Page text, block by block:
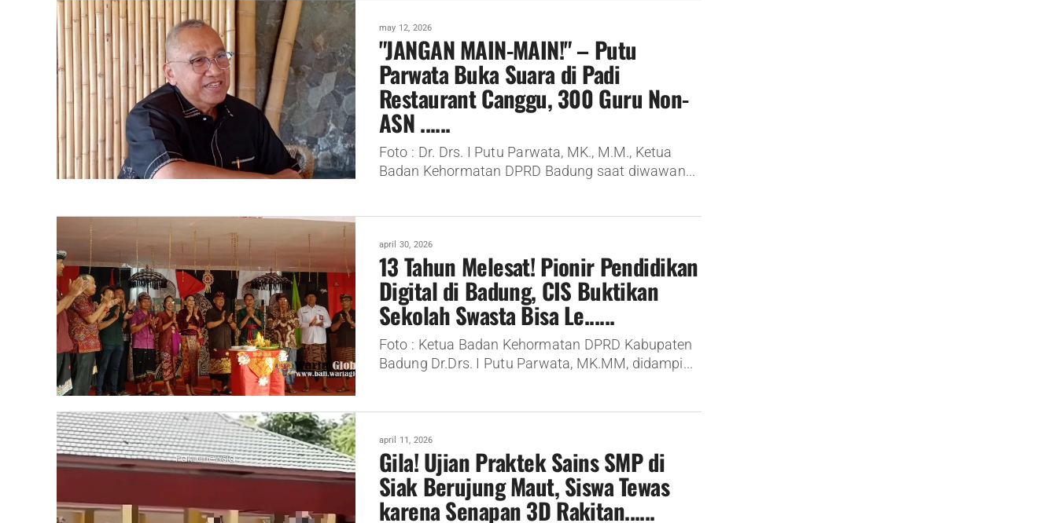
may 12, 2026
"JANGAN MAIN-MAIN!" – Putu
Parwata Buka Suara di Padi
Restaurant Canggu, 300 Guru Non-
ASN ......
Foto : Dr. Drs. I Putu Parwata, MK., M.M., Ketua
Badan Kehormatan DPRD Badung saat diwawan...
april 30, 2026
13 Tahun Melesat! Pionir Pendidikan
Digital di Badung, CIS Buktikan
Sekolah Swasta Bisa Le......
Foto : Ketua Badan Kehormatan DPRD Kabupaten
Badung Dr.Drs. I Putu Parwata, MK.MM, didampi...
april 11, 2026
Gila! Ujian Praktek Sains SMP di
Siak Berujung Maut, Siswa Tewas
karena Senapan 3D Rakitan......